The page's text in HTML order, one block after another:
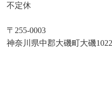
不定休
〒255-0003
神奈川県中郡大磯町大磯1022